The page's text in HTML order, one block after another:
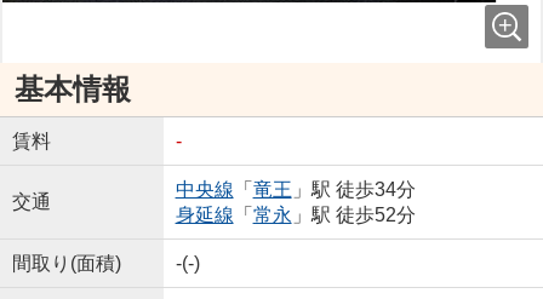
基本情報
賃料 -
交通
中央線 「 竜王 」駅 徒歩34分
身延線 「 常永 」駅 徒歩52分
間取り(面積) -(-)